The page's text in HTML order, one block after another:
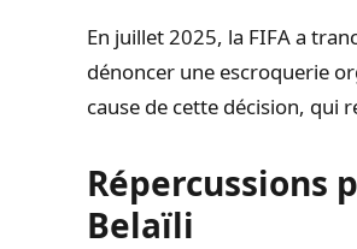
En juillet 2025, la FIFA a
dénoncer une escroquerie
cause de cette décision, qui
Répercussions
Belaïli